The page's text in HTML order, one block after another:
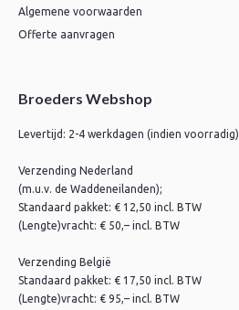
Algemene voorwaarden
Offerte aanvragen
Broeders Webshop
Levertijd: 2-4 werkdagen (indien voorradig)
Verzending Nederland
(m.u.v. de Waddeneilanden);
Standaard pakket: € 12,50 incl. BTW
(Lengte)vracht: € 50,– incl. BTW
Verzending België
Standaard pakket: € 17,50 incl. BTW
(Lengte)vracht: € 95,– incl. BTW